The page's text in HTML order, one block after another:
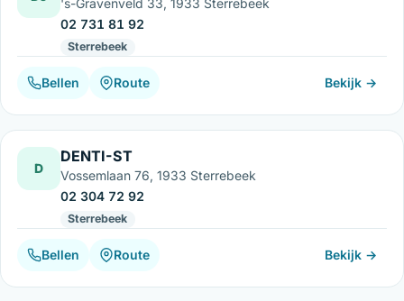
02 731 81 92
Sterrebeek
Bellen Route Bekijk →
D
DENTI-ST
Vossemlaan 76, 1933 Sterrebeek
02 304 72 92
Sterrebeek
Bellen Route Bekijk →